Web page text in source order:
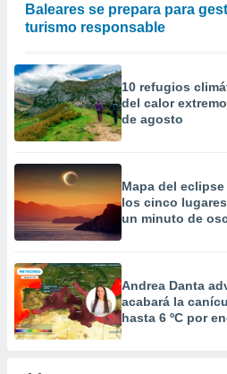
Baleares se prepara para
turismo responsable
10 refugios
del calor
de agosto
Mapa del
los cinco
un minuto de
Andrea Danta
acabará la
hasta 6 ºC por